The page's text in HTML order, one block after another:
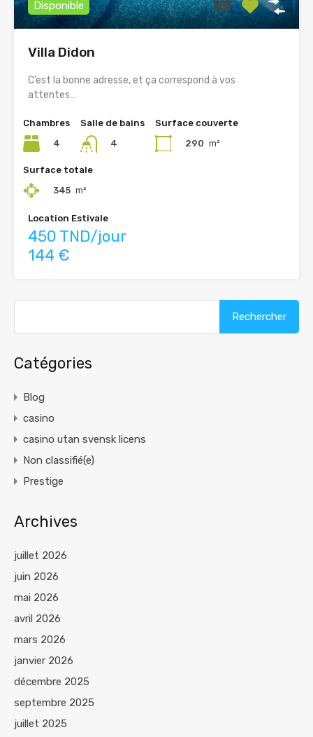
Disponible
Villa Didon
C’est la bonne adresse, et ça correspond à vos
attentes…
Chambres
4
Salle de bains
4
Surface couverte
290 m²
Surface totale
345 m²
Location Estivale
450 TND/jour
144 €
Catégories
Blog
casino
casino utan svensk licens
Non classifié(e)
Prestige
Archives
juillet 2026
juin 2026
mai 2026
avril 2026
mars 2026
janvier 2026
décembre 2025
septembre 2025
juillet 2025